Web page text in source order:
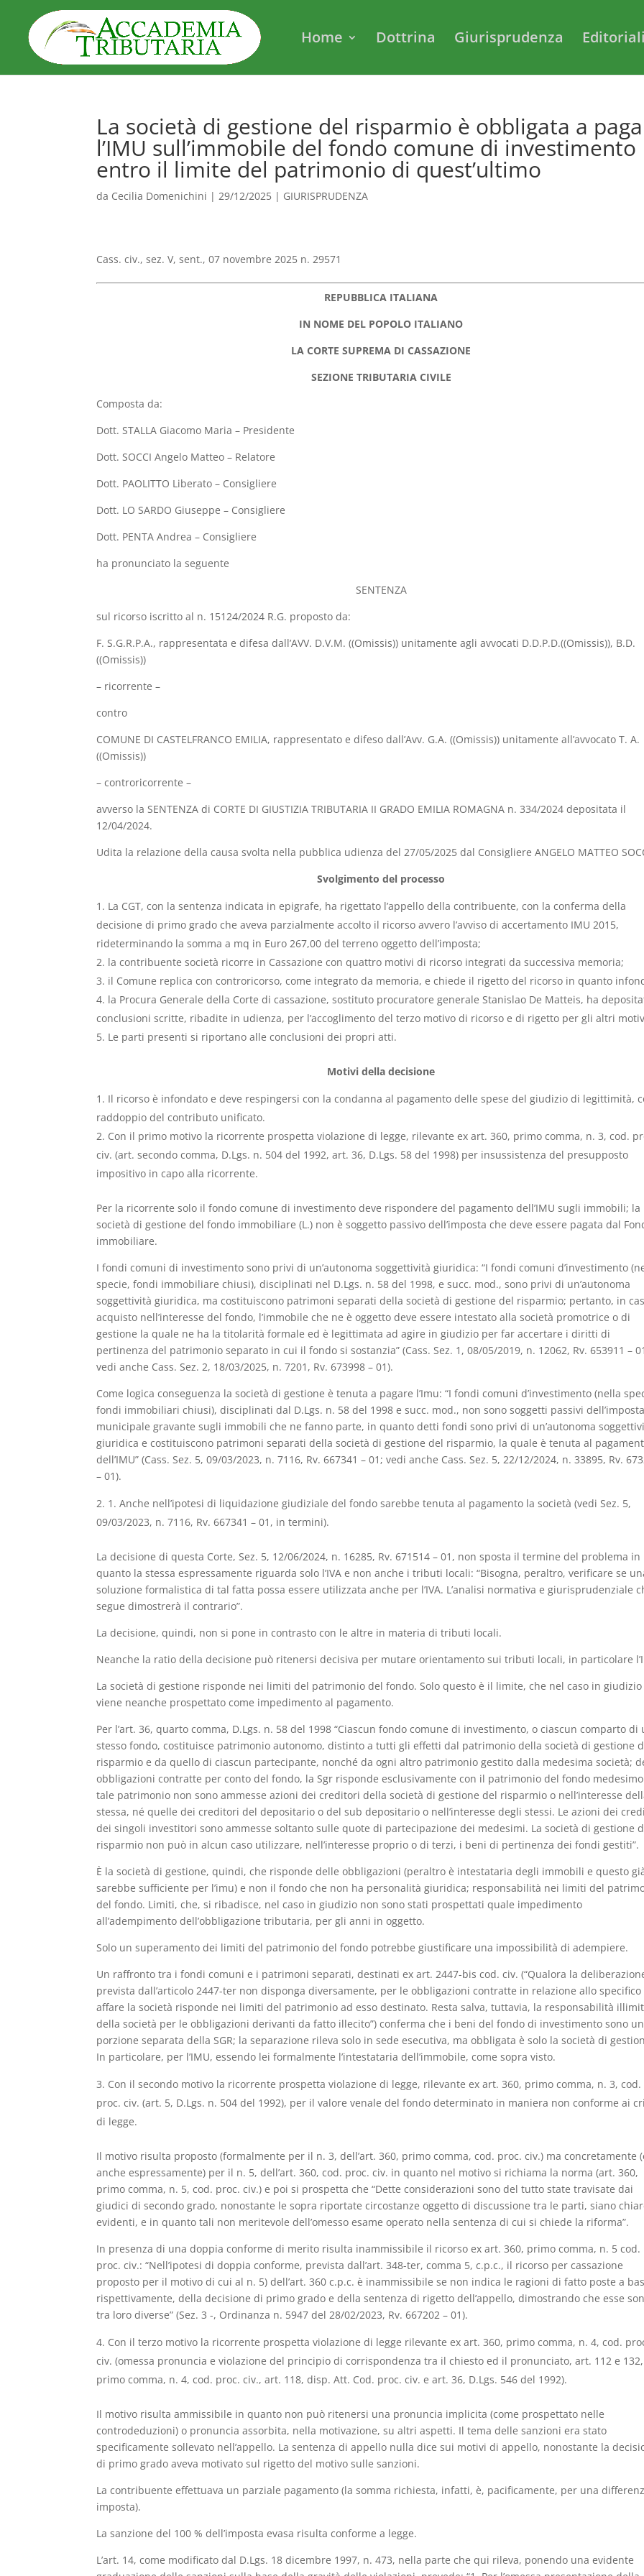
Home Dottrina Giurisprudenza
La società di gestione del risparmio è obbligata a
l’IMU sull’immobile del fondo comune di investimento
entro il limite del patrimonio di quest’ultimo
da Cecilia Domenichini |29/12/2025 | GIURISPRUDENZA
Cass. civ., sez. V, sent., 07 novembre 2025 n. 29571
REPUBBLICA ITALIANA
IN NOME DEL POPOLO ITALIANO
LA CORTE SUPREMA DI CASSAZIONE
SEZIONE TRIBUTARIA CIVILE
Composta da:
Dott. STALLA Giacomo Maria – Presidente
Dott. SOCCI Angelo Matteo – Relatore
Dott. PAOLITTO Liberato – Consigliere
Dott. LO SARDO Giuseppe – Consigliere
Dott. PENTA Andrea – Consigliere
ha pronunciato la seguente
SENTENZA
sul ricorso iscritto al n. 15124/2024 R.G. proposto da:
F. S.G.R.P.A., rappresentata e difesa dall’AVV. D.V.M. ((Omissis)) unitamente agli avvocati D.D.P.D.((Omissis)), B.D.
((Omissis))
– ricorrente –
contro
COMUNE DI CASTELFRANCO EMILIA, rappresentato e difeso dall’Avv. G.A. ((Omissis)) unitamente all’avvocato T. A.
((Omissis))
– controricorrente –
avverso la SENTENZA di CORTE DI GIUSTIZIA TRIBUTARIA II GRADO EMILIA ROMAGNA n. 334/2024 depositata il
12/04/2024.
Udita la relazione della causa svolta nella pubblica udienza del 27/05/2025 dal Consigliere ANGELO MATTEO
Svolgimento del processo
La CGT, con la sentenza indicata in epigrafe, ha rigettato l’appello della contribuente, con la conferma della
decisione di primo grado che aveva parzialmente accolto il ricorso avvero l’avviso di accertamento IMU 2015,
rideterminando la somma a mq in Euro 267,00 del terreno oggetto dell’imposta;
la contribuente società ricorre in Cassazione con quattro motivi di ricorso integrati da successiva memoria;
il Comune replica con controricorso, come integrato da memoria, e chiede il rigetto del ricorso in quanto
la Procura Generale della Corte di cassazione, sostituto procuratore generale Stanislao De Matteis, ha
conclusioni scritte, ribadite in udienza, per l’accoglimento del terzo motivo di ricorso e di rigetto per gli altri
Le parti presenti si riportano alle conclusioni dei propri atti.
Motivi della decisione
Il ricorso è infondato e deve respingersi con la condanna al pagamento delle spese del giudizio di legittimità,
raddoppio del contributo unificato.
Con il primo motivo la ricorrente prospetta violazione di legge, rilevante ex art. 360, primo comma, n. 3, cod.
civ. (art. secondo comma, D.Lgs. n. 504 del 1992, art. 36, D.Lgs. 58 del 1998) per insussistenza del presupposto
impositivo in capo alla ricorrente.
Per la ricorrente solo il fondo comune di investimento deve rispondere del pagamento dell’IMU sugli immobili; la
società di gestione del fondo immobiliare (L.) non è soggetto passivo dell’imposta che deve essere pagata dal
immobiliare.
I fondi comuni di investimento sono privi di un’autonoma soggettività giuridica: “I fondi comuni d’investimento
specie, fondi immobiliare chiusi), disciplinati nel D.Lgs. n. 58 del 1998, e succ. mod., sono privi di un’autonoma
soggettività giuridica, ma costituiscono patrimoni separati della società di gestione del risparmio; pertanto, in
acquisto nell’interesse del fondo, l’immobile che ne è oggetto deve essere intestato alla società promotrice o di
gestione la quale ne ha la titolarità formale ed è legittimata ad agire in giudizio per far accertare i diritti di
pertinenza del patrimonio separato in cui il fondo si sostanzia” (Cass. Sez. 1, 08/05/2019, n. 12062, Rv. 653911 –
vedi anche Cass. Sez. 2, 18/03/2025, n. 7201, Rv. 673998 – 01).
Come logica conseguenza la società di gestione è tenuta a pagare l’Imu: “I fondi comuni d’investimento (nella
fondi immobiliari chiusi), disciplinati dal D.Lgs. n. 58 del 1998 e succ. mod., non sono soggetti passivi
municipale gravante sugli immobili che ne fanno parte, in quanto detti fondi sono privi di un’autonoma
giuridica e costituiscono patrimoni separati della società di gestione del risparmio, la quale è tenuta al
dell’IMU” (Cass. Sez. 5, 09/03/2023, n. 7116, Rv. 667341 – 01; vedi anche Cass. Sez. 5, 22/12/2024, n. 33895, Rv.
– 01).
1. Anche nell’ipotesi di liquidazione giudiziale del fondo sarebbe tenuta al pagamento la società (vedi Sez. 5,
09/03/2023, n. 7116, Rv. 667341 – 01, in termini).
La decisione di questa Corte, Sez. 5, 12/06/2024, n. 16285, Rv. 671514 – 01, non sposta il termine del problema in
quanto la stessa espressamente riguarda solo l’IVA e non anche i tributi locali: “Bisogna, peraltro, verificare se
soluzione formalistica di tal fatta possa essere utilizzata anche per l’IVA. L’analisi normativa e giurisprudenziale
segue dimostrerà il contrario”.
La decisione, quindi, non si pone in contrasto con le altre in materia di tributi locali.
Neanche la ratio della decisione può ritenersi decisiva per mutare orientamento sui tributi locali, in particolare
La società di gestione risponde nei limiti del patrimonio del fondo. Solo questo è il limite, che nel caso in
viene neanche prospettato come impedimento al pagamento.
Per l’art. 36, quarto comma, D.Lgs. n. 58 del 1998 “Ciascun fondo comune di investimento, o ciascun comparto di
stesso fondo, costituisce patrimonio autonomo, distinto a tutti gli effetti dal patrimonio della società di gestione
risparmio e da quello di ciascun partecipante, nonché da ogni altro patrimonio gestito dalla medesima società;
obbligazioni contratte per conto del fondo, la Sgr risponde esclusivamente con il patrimonio del fondo
tale patrimonio non sono ammesse azioni dei creditori della società di gestione del risparmio o nell’interesse
stessa, né quelle dei creditori del depositario o del sub depositario o nell’interesse degli stessi. Le azioni dei
dei singoli investitori sono ammesse soltanto sulle quote di partecipazione dei medesimi. La società di gestione
risparmio non può in alcun caso utilizzare, nell’interesse proprio o di terzi, i beni di pertinenza dei fondi gestiti”.
È la società di gestione, quindi, che risponde delle obbligazioni (peraltro è intestataria degli immobili e questo
sarebbe sufficiente per l’imu) e non il fondo che non ha personalità giuridica; responsabilità nei limiti del
del fondo. Limiti, che, si ribadisce, nel caso in giudizio non sono stati prospettati quale impedimento
all’adempimento dell’obbligazione tributaria, per gli anni in oggetto.
Solo un superamento dei limiti del patrimonio del fondo potrebbe giustificare una impossibilità di adempiere.
Un raffronto tra i fondi comuni e i patrimoni separati, destinati ex art. 2447-bis cod. civ. (“Qualora la
prevista dall’articolo 2447-ter non disponga diversamente, per le obbligazioni contratte in relazione allo specifico
affare la società risponde nei limiti del patrimonio ad esso destinato. Resta salva, tuttavia, la responsabilità
della società per le obbligazioni derivanti da fatto illecito”) conferma che i beni del fondo di investimento sono
porzione separata della SGR; la separazione rileva solo in sede esecutiva, ma obbligata è solo la società di
In particolare, per l’IMU, essendo lei formalmente l’intestataria dell’immobile, come sopra visto.
Con il secondo motivo la ricorrente prospetta violazione di legge, rilevante ex art. 360, primo comma, n. 3, cod.
proc. civ. (art. 5, D.Lgs. n. 504 del 1992), per il valore venale del fondo determinato in maniera non conforme ai
di legge.
Il motivo risulta proposto (formalmente per il n. 3, dell’art. 360, primo comma, cod. proc. civ.) ma concretamente
anche espressamente) per il n. 5, dell’art. 360, cod. proc. civ. in quanto nel motivo si richiama la norma (art. 360,
primo comma, n. 5, cod. proc. civ.) e poi si prospetta che “Dette considerazioni sono del tutto state travisate dai
giudici di secondo grado, nonostante le sopra riportate circostanze oggetto di discussione tra le parti, siano
evidenti, e in quanto tali non meritevole dell’omesso esame operato nella sentenza di cui si chiede la riforma”.
In presenza di una doppia conforme di merito risulta inammissibile il ricorso ex art. 360, primo comma, n. 5 cod.
proc. civ.: “Nell’ipotesi di doppia conforme, prevista dall’art. 348-ter, comma 5, c.p.c., il ricorso per cassazione
proposto per il motivo di cui al n. 5) dell’art. 360 c.p.c. è inammissibile se non indica le ragioni di fatto poste a
rispettivamente, della decisione di primo grado e della sentenza di rigetto dell’appello, dimostrando che esse
tra loro diverse” (Sez. 3 -, Ordinanza n. 5947 del 28/02/2023, Rv. 667202 – 01).
Con il terzo motivo la ricorrente prospetta violazione di legge rilevante ex art. 360, primo comma, n. 4, cod.
civ. (omessa pronuncia e violazione del principio di corrispondenza tra il chiesto ed il pronunciato, art. 112 e 132,
primo comma, n. 4, cod. proc. civ., art. 118, disp. Att. Cod. proc. civ. e art. 36, D.Lgs. 546 del 1992).
Il motivo risulta ammissibile in quanto non può ritenersi una pronuncia implicita (come prospettato nelle
controdeduzioni) o pronuncia assorbita, nella motivazione, su altri aspetti. Il tema delle sanzioni era stato
specificamente sollevato nell’appello. La sentenza di appello nulla dice sui motivi di appello, nonostante la
di primo grado aveva motivato sul rigetto del motivo sulle sanzioni.
La contribuente effettuava un parziale pagamento (la somma richiesta, infatti, è, pacificamente, per una
imposta).
La sanzione del 100 % dell’imposta evasa risulta conforme a legge.
L’art. 14, come modificato dal D.Lgs. 18 dicembre 1997, n. 473, nella parte che qui rileva, ponendo una evidente